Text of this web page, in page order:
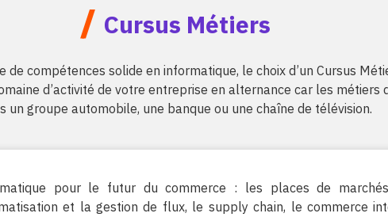
/ Cursus Métiers
de compétences solide en informatique, le choix d’un Cursus
d’activité de votre entreprise en alternance car les métiers
un groupe automobile, une banque ou une chaîne de télévision.
pour le futur du commerce : les places de
et la gestion de flux, le supply chain, le commerce